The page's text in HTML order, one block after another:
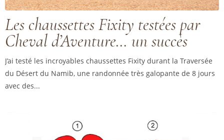
Les chaussettes Fixity testées par
Cheval d’Aventure… un succès
J’ai testé les incroyables chaussettes Fixity durant la Traversée
du Désert du Namib, une randonnée très galopante de 8 jours
avec des...